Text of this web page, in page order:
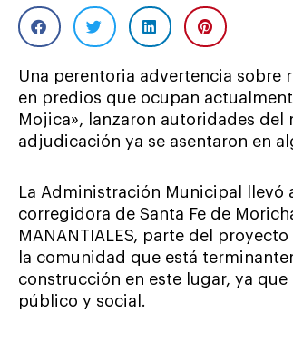
Una perentoria advertencia sobre
en predios que ocupan
Mojica», lanzaron autoridades
adjudicación ya se asentaron en
La Administración Municipal
corregidora de Santa Fe de
MANANTIALES, parte del
la comunidad que está
construcción en este lugar, ya
público y social.